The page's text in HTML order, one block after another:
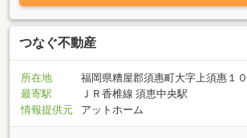
し、出産・育児をしてきた経験を活かして、一
して、一女性として、この地で長く快適に暮ら
様に寄り添ってご提案して参ります。どうぞ、
つなぐ不動産
所在地
福岡県糟屋郡須惠町大字上須惠１
最寄駅
ＪＲ香椎線 須恵中央駅
情報提供元
アットホーム